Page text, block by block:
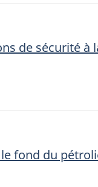
de sécurité à
le fond du